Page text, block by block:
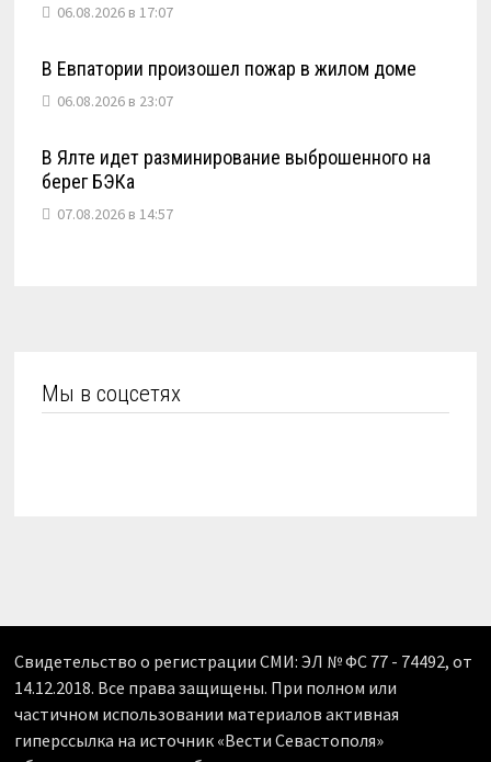
06.08.2026 в 17:07
В Евпатории произошел пожар в жилом доме
06.08.2026 в 23:07
В Ялте идет разминирование выброшенного на
берег БЭКа
07.08.2026 в 14:57
Мы в соцсетях
Свидетельство о регистрации СМИ: ЭЛ № ФС 77 - 74492, от
14.12.2018. Все права защищены. При полном или
частичном использовании материалов активная
гиперссылка на источник «Вести Севастополя»